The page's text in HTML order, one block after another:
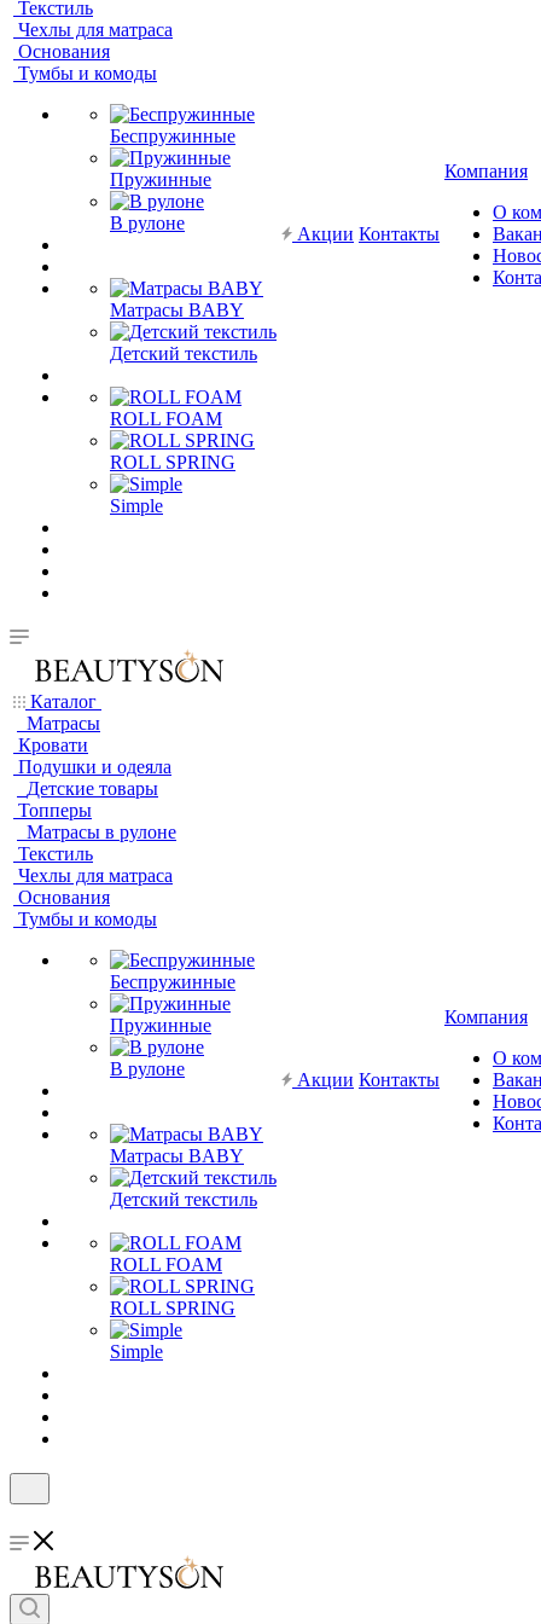
Текстиль
Чехлы для матраса
Основания
Тумбы и комоды
Беспружинные
Пружинные
В рулоне
Матрасы BABY
Детский текстиль
ROLL FOAM
ROLL SPRING
Simple
Акции Контакты
Компания
О
Каталог
Матрасы
Кровати
Подушки и одеяла
Детские товары
Топперы
Матрасы в рулоне
Текстиль
Чехлы для матраса
Основания
Тумбы и комоды
Беспружинные
Пружинные
В рулоне
Матрасы BABY
Детский текстиль
ROLL FOAM
ROLL SPRING
Simple
Акции Контакты
Компания
О